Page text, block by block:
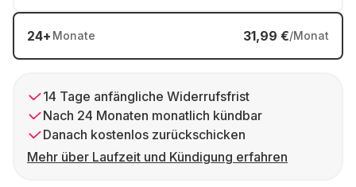
24+ Monate 31,99 €/Monat
14 Tage anfängliche Widerrufsfrist
Nach 24 Monaten monatlich kündbar
Danach kostenlos zurückschicken
Mehr über Laufzeit und Kündigung erfahren